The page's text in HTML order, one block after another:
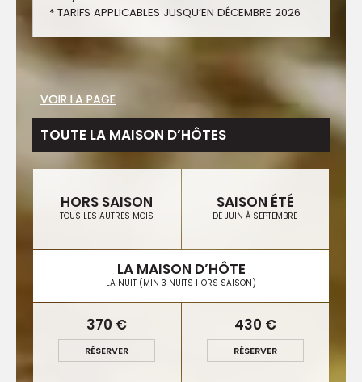
* TARIFS APPLICABLES JUSQU’EN DÉCEMBRE 2026
TOUTE LA MAISON D’HÔTES
HORS SAISON
TOUS LES AUTRES MOIS
SAISON ÉTÉ
DE JUIN À SEPTEMBRE
LA MAISON D’HÔTE
LA NUIT (MIN 3 NUITS HORS SAISON)
370 €
RÉSERVER
430 €
RÉSERVER
VOIR LA PAGE
VOIR LA PAGE